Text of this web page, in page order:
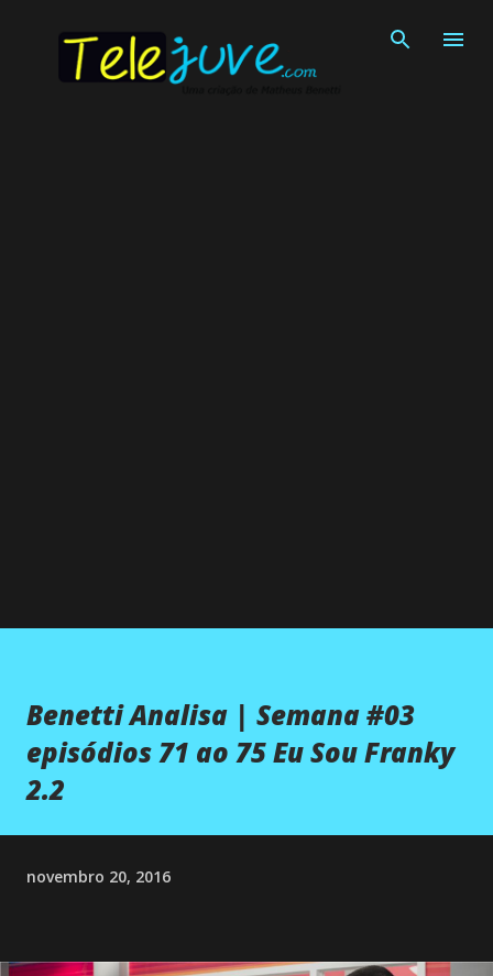
Benetti Analisa | Semana #03
episódios 71 ao 75 Eu Sou Franky
2.2
novembro 20, 2016